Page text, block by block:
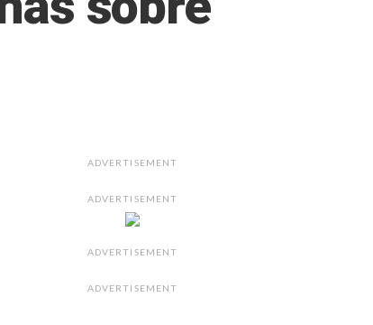
ADVERTISEMENT
ADVERTISEMENT
ADVERTISEMENT
ADVERTISEMENT